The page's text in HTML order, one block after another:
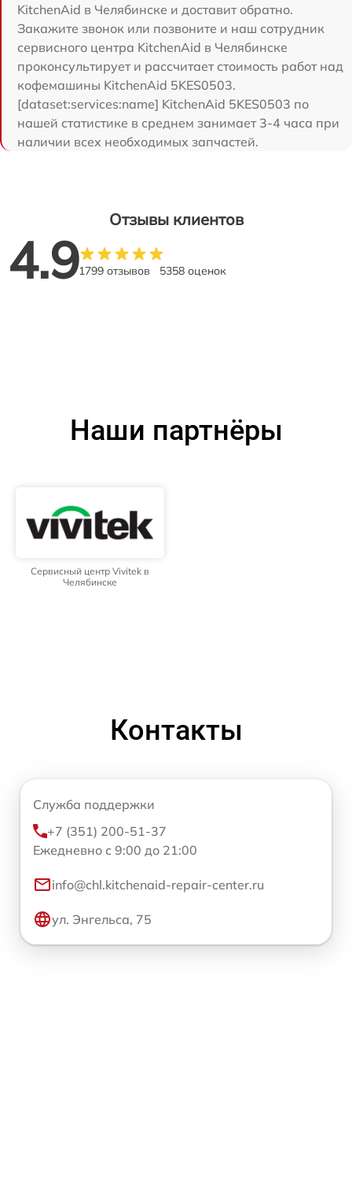
KitchenAid в Челябинске и доставит обратно.
Закажите звонок или позвоните и наш сотрудник
сервисного центра KitchenAid в Челябинске
проконсультирует и рассчитает стоимость работ над
кофемашины KitchenAid 5KES0503.
[dataset:services:name] KitchenAid 5KES0503 по
нашей статистике в среднем занимает 3-4 часа при
наличии всех необходимых запчастей.
Отзывы клиентов
4.91799 отзывов 5358 оценок
Наши партнёры
Сервисный центр Vivitek в
Челябинске
Контакты
Служба поддержки
+7 (351) 200-51-37
Ежедневно с 9:00 до 21:00
info@chl.kitchenaid-repair-center.ru
ул. Энгельса, 75